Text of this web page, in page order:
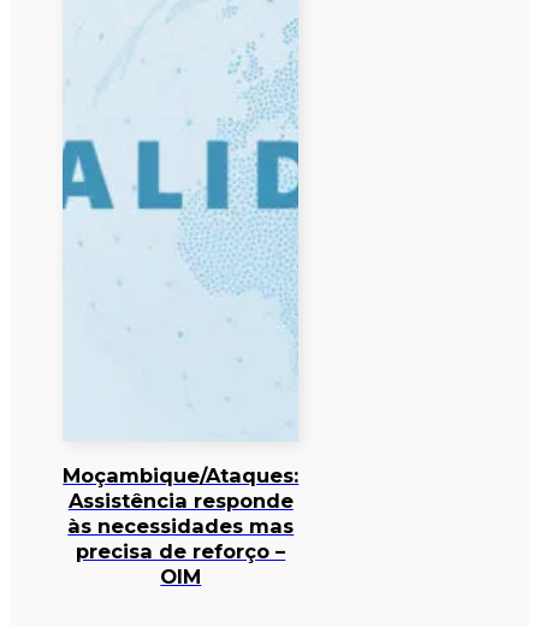
Moçambique/Ataques:
Assistência responde
às necessidades mas
precisa de reforço –
OIM